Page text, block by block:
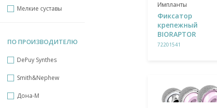
Мелкие суставы
ПО ПРОИЗВОДИТЕЛЮ
DePuy Synthes
Smith&Nephew
Дона-М
Импланты
Фиксатор
крепежный
BIORAPTOR
72201541